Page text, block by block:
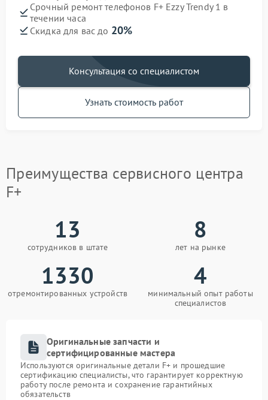
Срочный ремонт телефонов F+ Ezzy Trendy 1 в
течении часа
Скидка для вас до 20%
Консультация со специалистом
Узнать стоимость работ
Преимущества сервисного центра
F+
13
сотрудников в штате
8
лет на рынке
1330
отремонтированных устройств
4
минимальный опыт работы
специалистов
Оригинальные запчасти и
сертифицированные мастера
Используются оригинальные детали F+ и прошедшие
сертификацию специалисты, что гарантирует корректную
работу после ремонта и сохранение гарантийных
обязательств